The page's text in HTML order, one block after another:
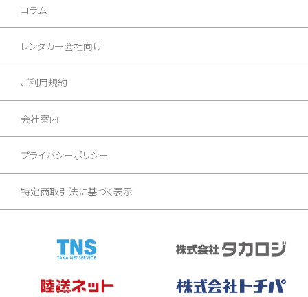
コラム
レンタカー会社向け
ご利用規約
会社案内
プライバシーポリシー
特定商取引法に基づく表示